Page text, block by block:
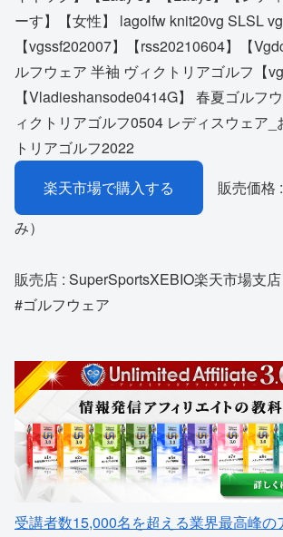
ーす】【女性】 lagolfw knit20vg SLSL
【vgssf202007】【rss20210604】【
ルフウェア 半袖 ヴィクトリアゴルフ【
【Vladieshansode0414G】 春夏ゴルフ
ィクトリアゴルフ0504 レディスウェア_
トリアゴルフ2022
楽天市場で購入する
販売価格
み）
販売店 : SuperSportsXEBIO楽天市場支店
#ゴルフウェア
受講者数15,000名を超える業界最高峰の